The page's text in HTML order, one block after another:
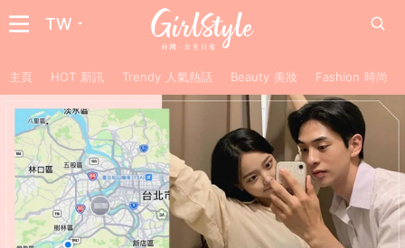
TW
主頁 HOT 新訊 Trendy 人氣熱話 Beauty 美妝 Fashion 時尚